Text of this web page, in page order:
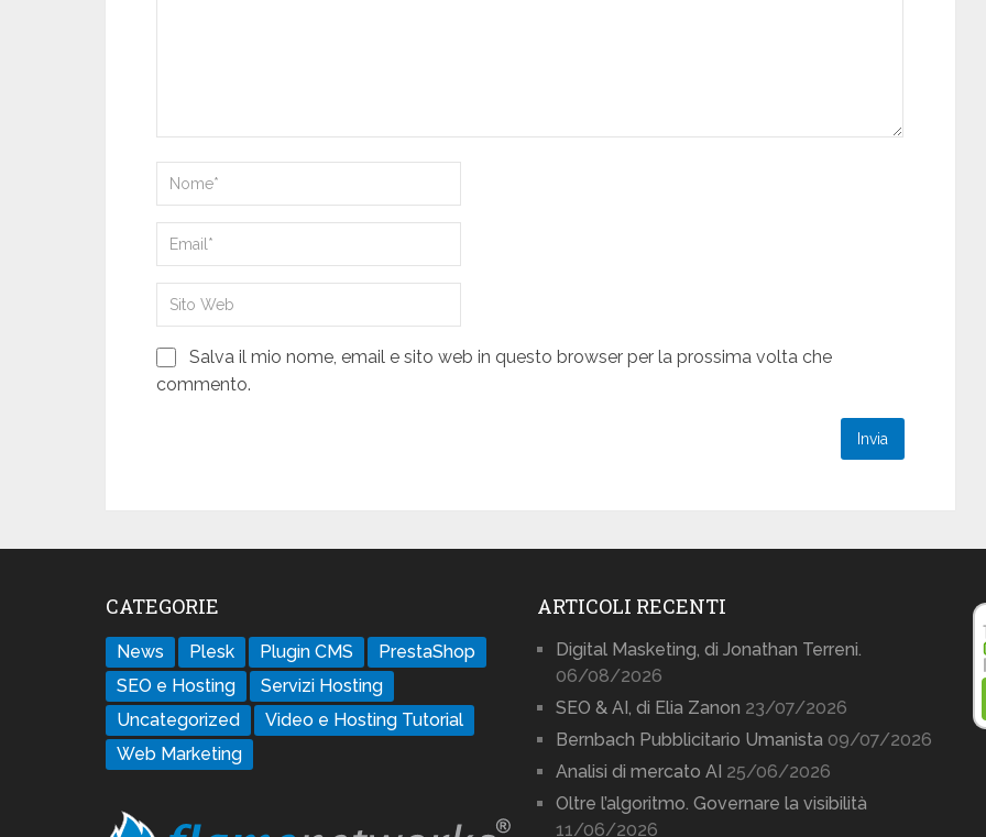
Salva il mio nome, email e sito web in questo browser per la prossima volta che
commento.
CATEGORIE
News Plesk Plugin CMS
PrestaShop
SEO e Hosting
Servizi Hosting
Uncategorized
Video e Hosting Tutorial
Web Marketing
ARTICOLI RECENTI
Digital Masketing, di Jonathan Terreni.
06/08/2026
SEO & AI, di Elia Zanon 23/07/2026
Bernbach Pubblicitario Umanista 09/07/2026
Analisi di mercato AI 25/06/2026
Oltre l’algoritmo. Governare la visibilità
11/06/2026